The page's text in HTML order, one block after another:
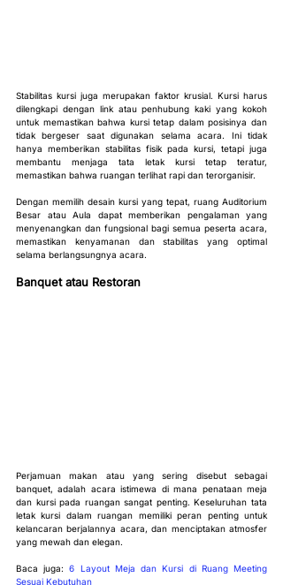
Stabilitas kursi juga merupakan faktor krusial. Kursi harus
dilengkapi dengan link atau penhubung kaki yang kokoh
untuk memastikan bahwa kursi tetap dalam posisinya dan
tidak bergeser saat digunakan selama acara. Ini tidak
hanya memberikan stabilitas fisik pada kursi, tetapi juga
membantu menjaga tata letak kursi tetap teratur,
memastikan bahwa ruangan terlihat rapi dan terorganisir.
Dengan memilih desain kursi yang tepat, ruang Auditorium
Besar atau Aula dapat memberikan pengalaman yang
menyenangkan dan fungsional bagi semua peserta acara,
memastikan kenyamanan dan stabilitas yang optimal
selama berlangsungnya acara.
Banquet atau Restoran
Perjamuan makan atau yang sering disebut sebagai
banquet, adalah acara istimewa di mana penataan meja
dan kursi pada ruangan sangat penting. Keseluruhan tata
letak kursi dalam ruangan memiliki peran penting untuk
kelancaran berjalannya acara, dan menciptakan atmosfer
yang mewah dan elegan.
Baca juga: 6 Layout Meja dan Kursi di Ruang Meeting
Sesuai Kebutuhan